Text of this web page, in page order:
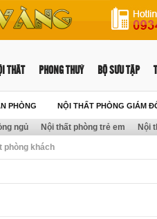
THẤT PHONG THUỶ BỘ SƯU TẬP
PHÒNG NỘI THẤT PHÒNG GIÁM
ngủ Nội thất phòng trẻ em Nội
phòng khách